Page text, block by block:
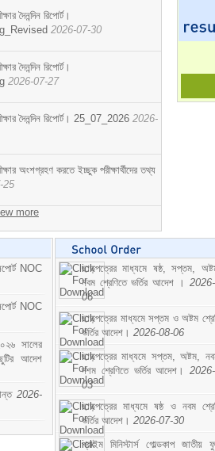
দৈনন্দিন রিপোর্ট।
2026-07-30
দৈনন্দিন রিপোর্ট।
2026-07-27
দৈনন্দিন রিপোর্ট। 25_07_2026 2026-
অংশগ্রহণ করতে ইচ্ছুক পরীক্ষার্থীদের তথ্য
25
more
NOC
NOC
সালের
আদেশ
2026-
ছাড়পত্রের মাধ্যমে ষষ্ঠ, সপ্তম,
নবম শ্রেণিতে ভর্তির আদেশ ।
06
ছাড়পত্রের মাধ্যমে সপ্তম ও অষ্টম
ভর্তির আদেশ। 2026-08-06
ছাড়পত্রের মাধ্যমে সপ্তম, অষ্টম,
দশম শ্রেণিতে ভর্তির আদেশ।
03
ছাড়পত্রের মাধ্যমে ষষ্ঠ ও নবম
ভর্তির আদেশ। 2026-07-30
প্রাইম মিনিস্টার্স গোল্ডকাপ জাতীয়